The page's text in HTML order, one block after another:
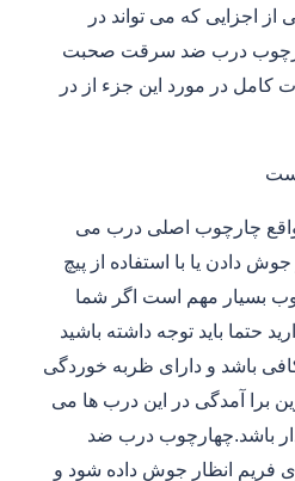
اجزایی که می تواند در
چهارچوب درب ضد سرقت صحبت
کامل در مورد این جزء از در
چارچوب اصلی درب می
دادن یا با استفاده از پیچ
بسیار مهم است اگر شما
حتما باید توجه داشته باشید
باشد و دارای ظربه خوردگی
برا آمدگی در این درب ها می
باشد.چهارچوب درب ضد
انظار جوش داده شود و